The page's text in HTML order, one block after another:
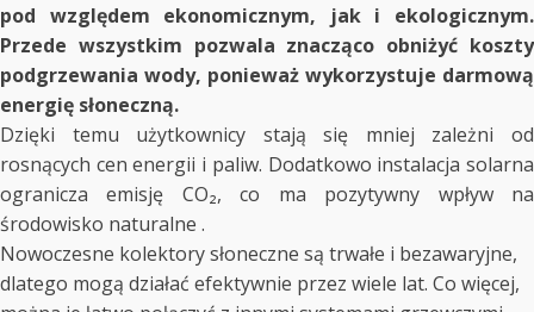
pod względem ekonomicznym, jak i ekologicznym.
Przede wszystkim pozwala znacząco obniżyć koszty
podgrzewania wody, ponieważ wykorzystuje darmową
energię słoneczną.
Dzięki temu użytkownicy stają się mniej zależni od
rosnących cen energii i paliw. Dodatkowo instalacja solarna
ogranicza emisję CO₂, co ma pozytywny wpływ na
środowisko naturalne .
Nowoczesne kolektory słoneczne są trwałe i bezawaryjne,
dlatego mogą działać efektywnie przez wiele lat. Co więcej,